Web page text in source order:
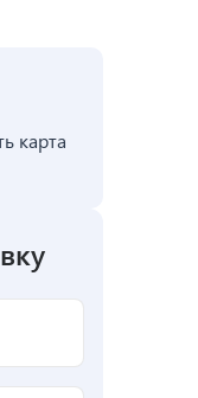
карта